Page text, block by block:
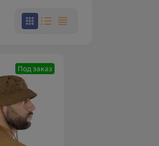
Под заказ